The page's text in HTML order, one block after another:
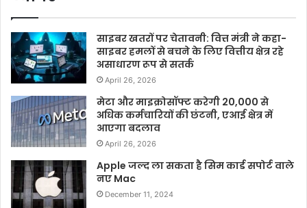
साइबर खतरों पर चेतावनी: वित्त मंत्री ने कहा-
साइबर हमलों से बचने के लिए वित्तीय क्षेत्र रहे
असाधारण रूप से सतर्क
April 26, 2026
मेटा और माइक्रोसॉफ्ट करेगी 20,000 से
अधिक कर्मचारियों की छंटनी, एआई क्षेत्र में
आएगा बदलाव
April 26, 2026
Apple जल्द ला सकता है सिम कार्ड सपोर्ट वाले
नए Mac
December 11, 2024